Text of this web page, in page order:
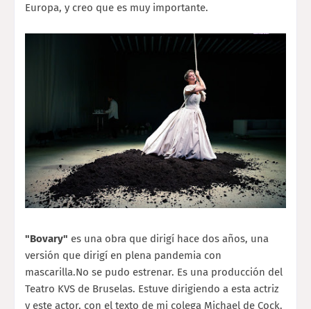
Europa, y creo que es muy importante.
"Bovary" es una obra que dirigí hace dos años, una
versión que dirigí en plena pandemia con
mascarilla.No se pudo estrenar. Es una producción del
Teatro KVS de Bruselas. Estuve dirigiendo a esta actriz
y este actor, con el texto de mi colega Michael de Cock.